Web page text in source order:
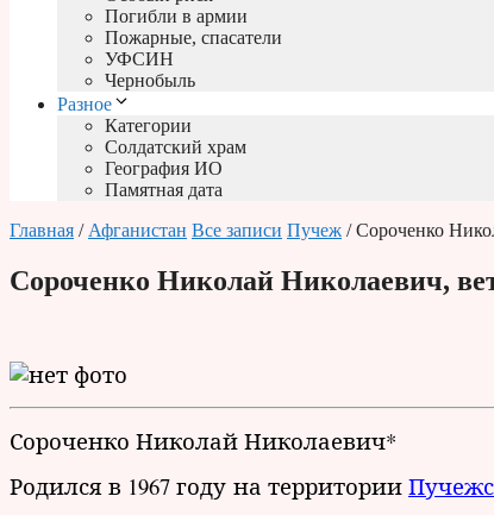
Погибли в армии
Пожарные, спасатели
УФСИН
Чернобыль
Разное
Категории
Солдатский храм
География ИО
Памятная дата
Главная / Афганистан Все записи Пучеж / Сороченко
Сороченко Николай Николаевич,
Сороченко Николай Николаевич*
Родился в 1967 году на территории